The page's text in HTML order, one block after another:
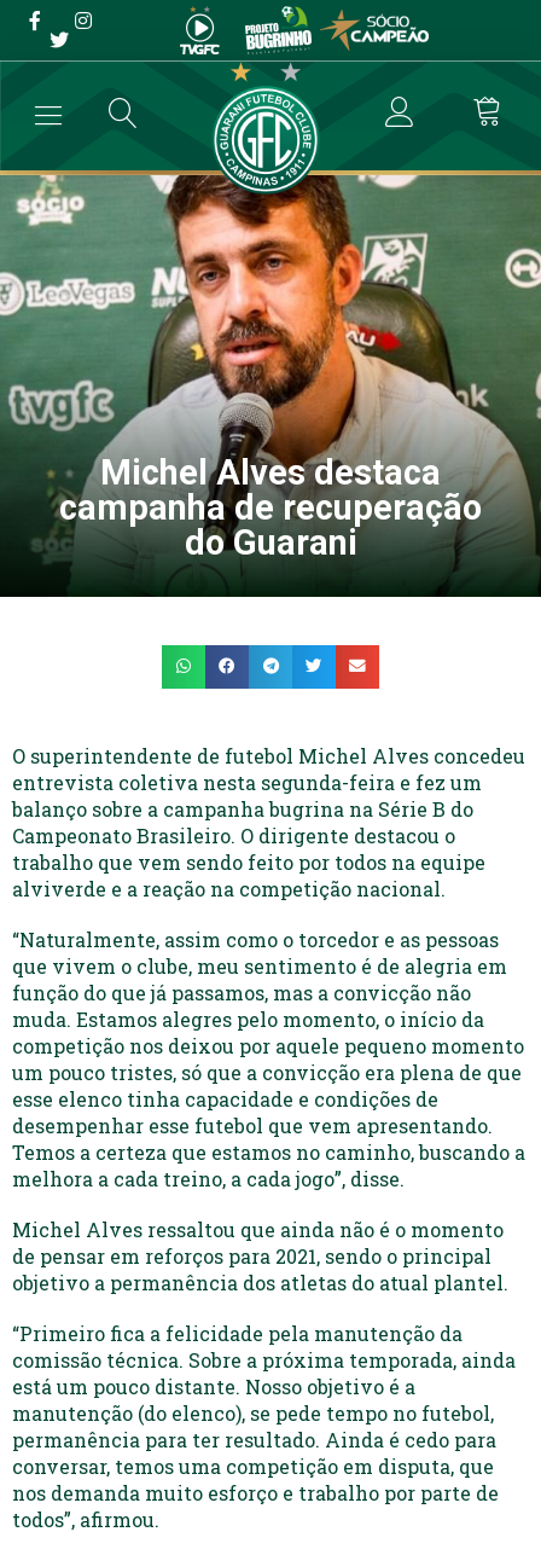
Michel Alves destaca
campanha de recuperação
do Guarani
Futebol Profissional → Michel Alves destaca campanha de
Michel Alves destaca
campanha de recuperação
do Guarani
O superintendente de futebol Michel Alves concedeu
entrevista coletiva nesta segunda-feira e fez um
balanço sobre a campanha bugrina na Série B do
Campeonato Brasileiro. O dirigente destacou o
trabalho que vem sendo feito por todos na equipe
alviverde e a reação na competição nacional.
“Naturalmente, assim como o torcedor e as pessoas
que vivem o clube, meu sentimento é de alegria em
função do que já passamos, mas a convicção não
muda. Estamos alegres pelo momento, o início da
competição nos deixou por aquele pequeno momento
um pouco tristes, só que a convicção era plena de que
esse elenco tinha capacidade e condições de
desempenhar esse futebol que vem apresentando.
Temos a certeza que estamos no caminho, buscando a
melhora a cada treino, a cada jogo”, disse.
Michel Alves ressaltou que ainda não é o momento
de pensar em reforços para 2021, sendo o principal
objetivo a permanência dos atletas do atual plantel.
“Primeiro fica a felicidade pela manutenção da
comissão técnica. Sobre a próxima temporada, ainda
está um pouco distante. Nosso objetivo é a
manutenção (do elenco), se pede tempo no futebol,
permanência para ter resultado. Ainda é cedo para
conversar, temos uma competição em disputa, que
nos demanda muito esforço e trabalho por parte de
todos”, afirmou.